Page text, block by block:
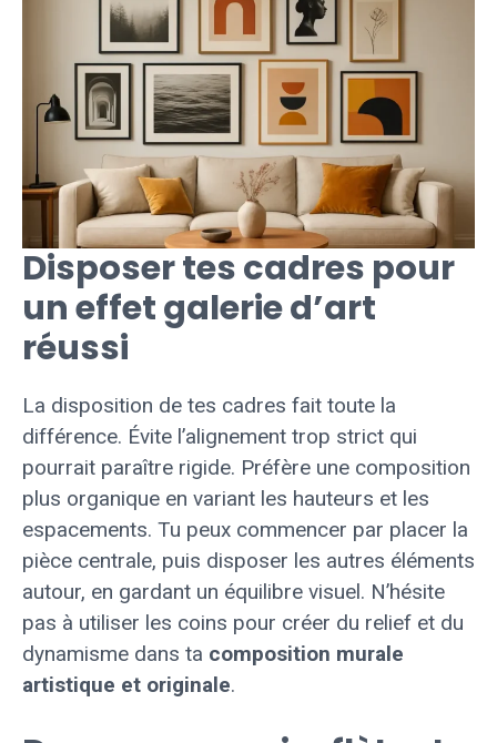
Disposer tes cadres pour
un effet galerie d’art
réussi
La disposition de tes cadres fait toute la
différence. Évite l’alignement trop strict qui
pourrait paraître rigide. Préfère une composition
plus organique en variant les hauteurs et les
espacements. Tu peux commencer par placer la
pièce centrale, puis disposer les autres éléments
autour, en gardant un équilibre visuel. N’hésite
pas à utiliser les coins pour créer du relief et du
dynamisme dans ta composition murale
artistique et originale.